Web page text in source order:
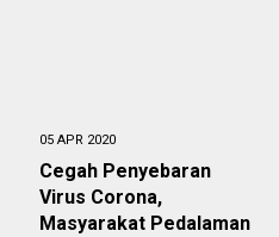
05 APR 2020
Cegah Penyebaran
Virus Corona,
Masyarakat Pedalaman